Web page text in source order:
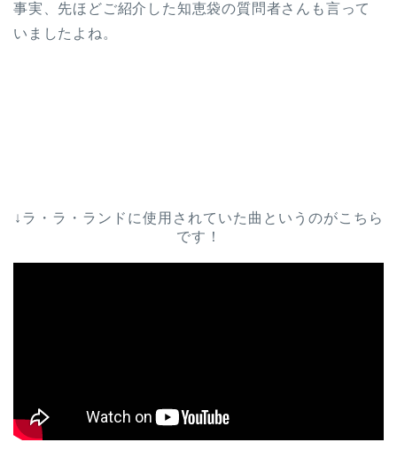
事実、先ほどご紹介した知恵袋の質問者さんも言って
いましたよね。
↓ラ・ラ・ランドに使用されていた曲というのがこちら
です！